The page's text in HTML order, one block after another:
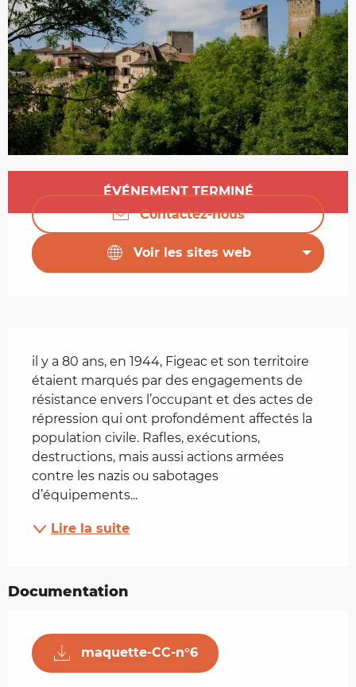
Ouverture et coordonnées
ÉVÉNEMENT TERMINÉ
Contactez-nous
Voir les sites web
il y a 80 ans, en 1944, Figeac et son territoire
étaient marqués par des engagements de
résistance envers l’occupant et des actes de
répression qui ont profondément affectés la
population civile. Rafles, exécutions,
destructions, mais aussi actions armées
contre les nazis ou sabotages
d’équipements...
Lire la suite
Documentation
maquette-CC-n°6